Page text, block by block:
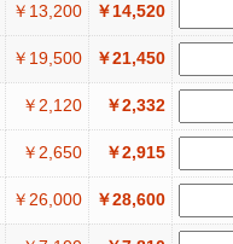
￥13,200 ￥14,520
￥19,500 ￥21,450
￥2,120 ￥2,332
￥2,650 ￥2,915
￥26,000 ￥28,600